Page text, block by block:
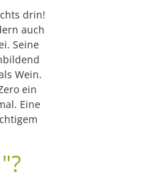
drin!
auch
Seine
Wein.
ein
Eine